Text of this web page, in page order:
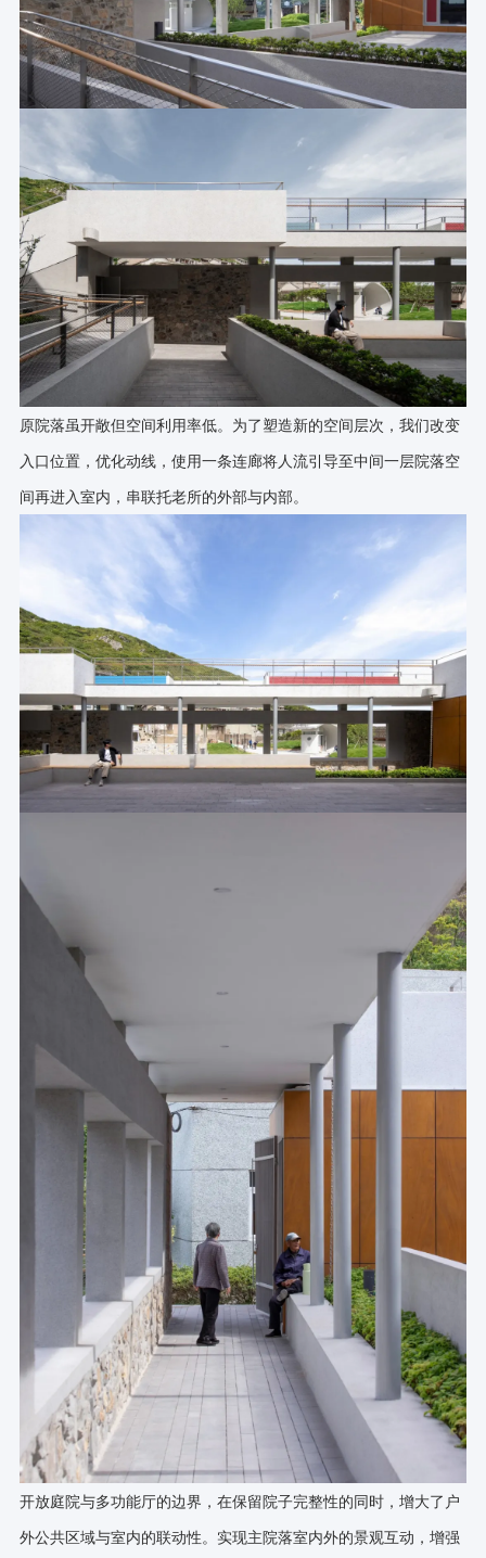
原院落虽开敞但空间利用率低。为了塑造新的空间层次，我们改变
入口位置，优化动线，使用一条连廊将人流引导至中间一层院落空
间再进入室内，串联托老所的外部与内部。
开放庭院与多功能厅的边界，在保留院子完整性的同时，增大了户
外公共区域与室内的联动性。实现主院落室内外的景观互动，增强